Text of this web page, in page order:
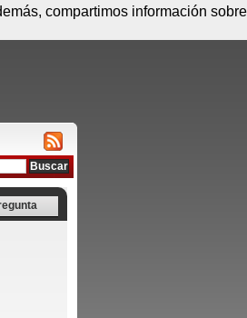
Conectar
compartimos información sobre